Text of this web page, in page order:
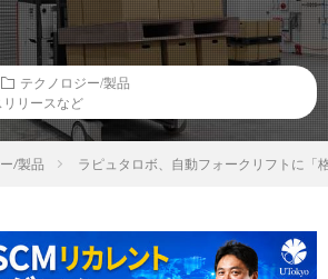
テクノロジー/製品
リリースなど
/製品 ラピュタロボ、自動フォークリフトに「